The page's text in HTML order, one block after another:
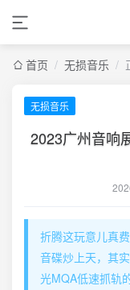
首页 / 无损音乐 /
无损音乐
2023广州音响
折腾这玩意儿真
音碟炒上天，其
光MQA低速抓轨